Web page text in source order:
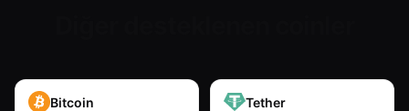
Bitcoin Tether